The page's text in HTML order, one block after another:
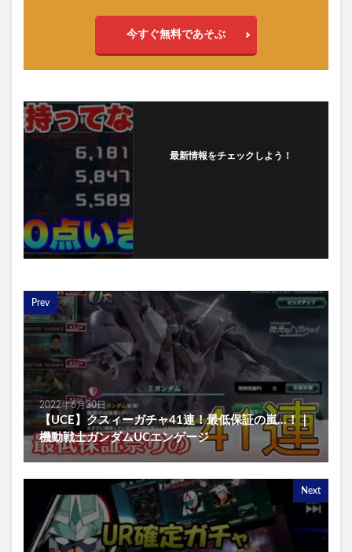
今すぐ無料であそぶ
最新情報をチェックしよう！
Prev
2022年6月30日
【UCE】クスィーガチャ41連！最低保証の嵐…！｜
機動戦士ガンダムUCエンゲージ
Next